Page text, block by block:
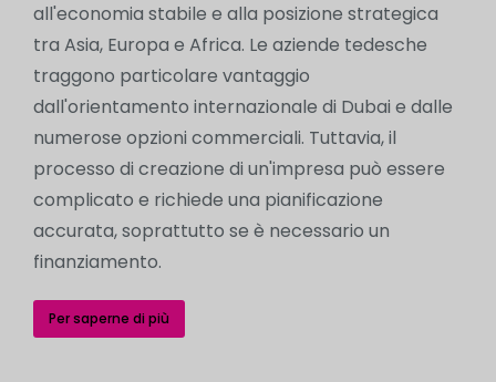
all'economia stabile e alla posizione strategica
tra Asia, Europa e Africa. Le aziende tedesche
traggono particolare vantaggio
dall'orientamento internazionale di Dubai e dalle
numerose opzioni commerciali. Tuttavia, il
processo di creazione di un'impresa può essere
complicato e richiede una pianificazione
accurata, soprattutto se è necessario un
finanziamento.
Per saperne di più